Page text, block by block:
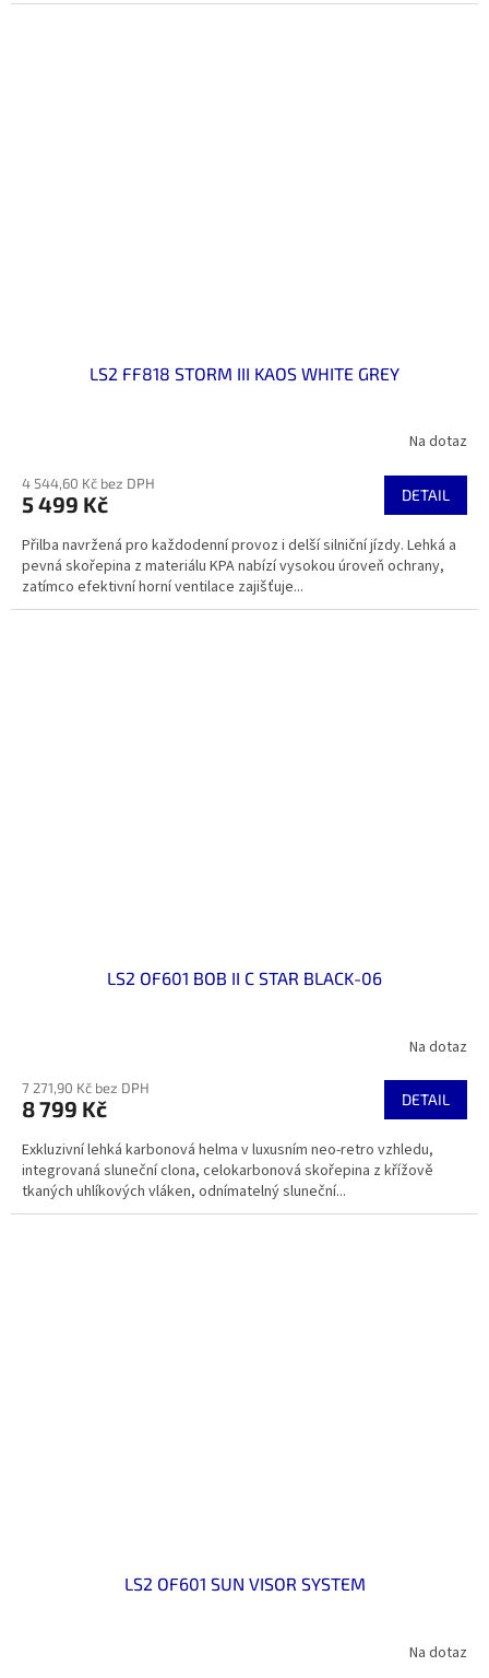
LS2 FF818 STORM III KAOS WHITE GREY
Na dotaz
4 544,60 Kč bez DPH
5 499 Kč DETAIL
Přilba navržená pro každodenní provoz i delší silniční jízdy. Lehká a
pevná skořepina z materiálu KPA nabízí vysokou úroveň ochrany,
zatímco efektivní horní ventilace zajišťuje...
LS2 OF601 BOB II C STAR BLACK-06
Na dotaz
7 271,90 Kč bez DPH
8 799 Kč DETAIL
Exkluzivní lehká karbonová helma v luxusním neo-retro vzhledu,
integrovaná sluneční clona, celokarbonová skořepina z křížově
tkaných uhlíkových vláken, odnímatelný sluneční...
LS2 OF601 SUN VISOR SYSTEM
Na dotaz